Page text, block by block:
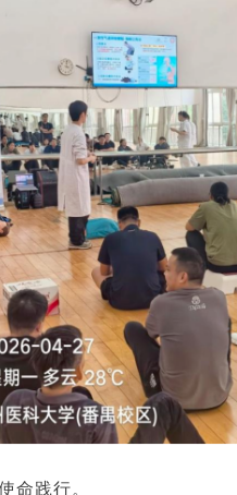
命践行。